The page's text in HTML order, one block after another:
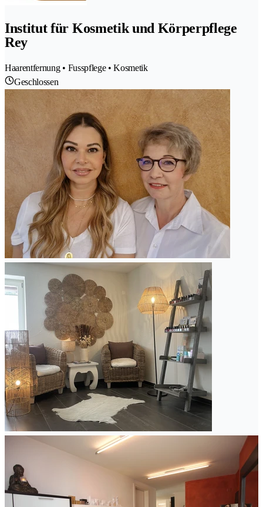
Institut für Kosmetik und Körperpflege
Rey
Haarentfernung • Fusspflege • Kosmetik
Geschlossen